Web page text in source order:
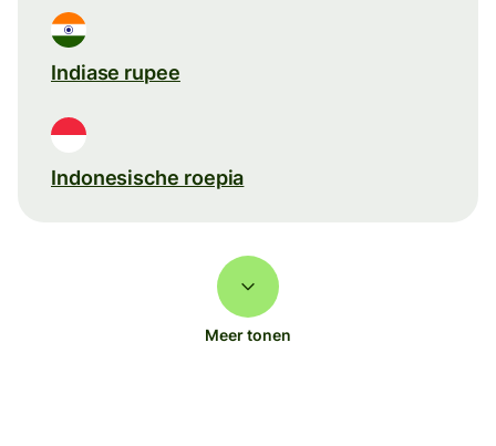
Indiase rupee
Indonesische roepia
Meer tonen